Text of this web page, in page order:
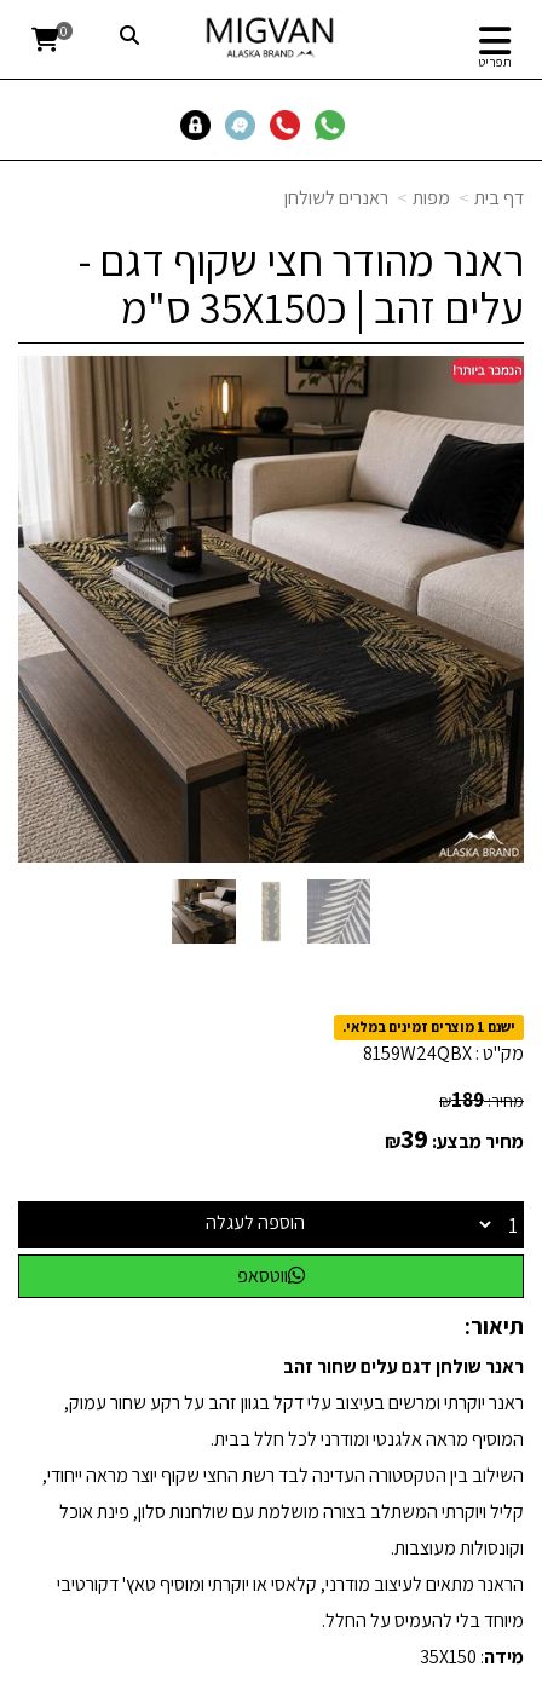
תפריט
0
דף בית מפות ראנרים לשולחן
ראנר מהודר חצי שקוף דגם -
עלים זהב | כ35X150 ס"מ
ישנם 1 מוצרים זמינים במלאי.
מק"ט :8159W24QBX
מחיר: ₪189
מחיר מבצע: ₪39
הוספה לעגלה
ווטסאפ
תיאור:
ראנר שולחן דגם עלים שחור זהב
ראנר יוקרתי ומרשים בעיצוב עלי דקל בגוון זהב על רקע שחור עמוק,
המוסיף מראה אלגנטי ומודרני לכל חלל בבית.
השילוב בין הטקסטורה העדינה לבד רשת החצי שקוף יוצר מראה ייחודי,
קליל ויוקרתי המשתלב בצורה מושלמת עם שולחנות סלון, פינת אוכל
וקונסולות מעוצבות.
הראנר מתאים לעיצוב מודרני, קלאסי או יוקרתי ומוסיף טאץ' דקורטיבי
מיוחד בלי להעמיס על החלל.
מידה: 35X150